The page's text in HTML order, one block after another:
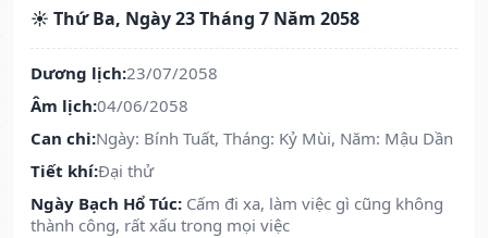
☀️ Thứ Ba, Ngày 23 Tháng 7 Năm 2058
Dương lịch:23/07/2058
Âm lịch:04/06/2058
Can chi:Ngày: Bính Tuất, Tháng: Kỷ Mùi, Năm: Mậu Dần
Tiết khí:Đại thử
Ngày Bạch Hổ Túc: Cấm đi xa, làm việc gì cũng không
thành công, rất xấu trong mọi việc